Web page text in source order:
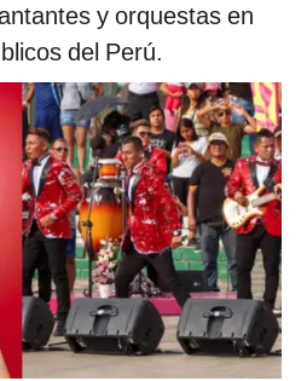
y orquestas en
del Perú.